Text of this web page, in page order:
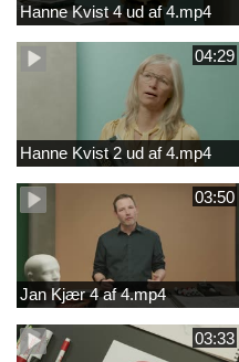
Hanne Kvist 4 ud af 4.mp4
04:29
Hanne Kvist 2 ud af 4.mp4
03:50
Jan Kjær 4 af 4.mp4
03:33